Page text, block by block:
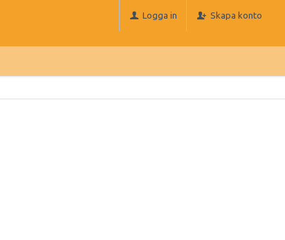
Logga in Skapa konto